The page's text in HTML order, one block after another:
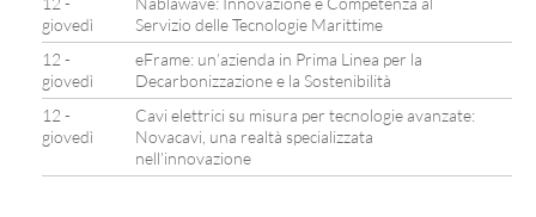
giovedì
Servizio delle Tecnologie Marittime
12 -
giovedì
eFrame: un’azienda in Prima Linea per la
Decarbonizzazione e la Sostenibilità
12 -
giovedì
Cavi elettrici su misura per tecnologie avanzate:
Novacavi, una realtà specializzata
nell’innovazione